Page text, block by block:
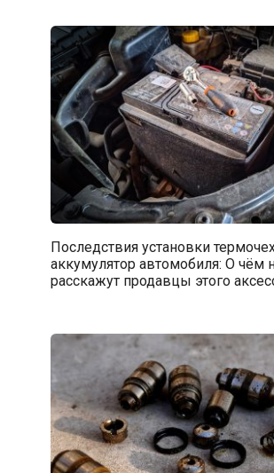
Последствия установки
аккумулятор автомобиля: О чём
расскажут продавцы этого